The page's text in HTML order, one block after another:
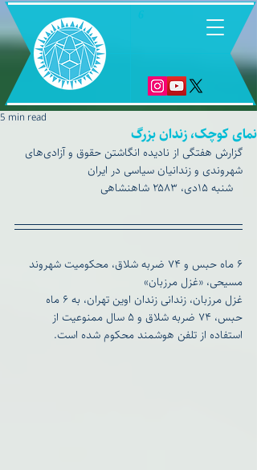
نمای کوچک، زندان بزرگ
5 min read
گزارش هفتگی از نادیده انگاشتن حقوق و آزادی‌های
شهروندی و زندانیان سیاسی در ایران
۶ ماه حبس و ۷۴ ضربه شلاق، محکومیت شهروند
مسیحی، «غزل مرزبان»
‏غزل مرزبان، زندانی زندان اوین تهران، به ۶ ماه
حبس، ۷۴ ضربه شلاق و ۵ سال ممنوعیت از
استفاده از تلفن هوشمند محکوم شده است.